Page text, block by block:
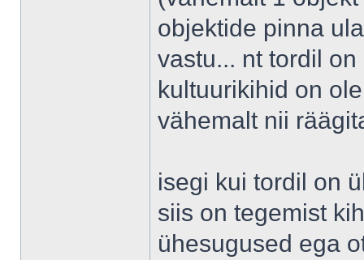
objektide pinna
vastu... nt tordil
kultuurikihid on
vähemalt nii
isegi kui tordil on
siis on tegemist
ühesugused ega